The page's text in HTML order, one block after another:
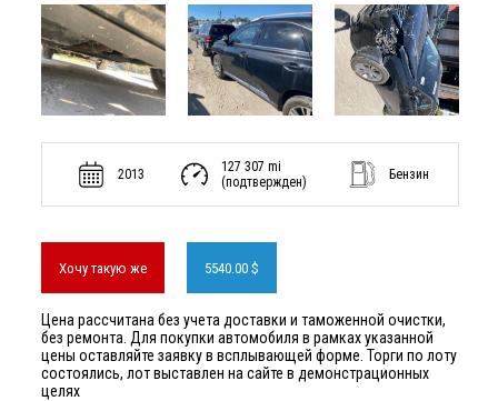
2013
127 307 mi
(подтвержден)
Бензин
Хочу такую же 5540.00 $
Цена рассчитана без учета доставки и таможенной очистки,
без ремонта. Для покупки автомобиля в рамках указанной
цены оставляйте заявку в всплывающей форме. Торги по лоту
состоялись, лот выставлен на сайте в демонстрационных
целях